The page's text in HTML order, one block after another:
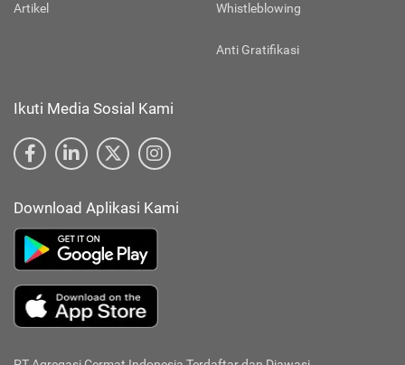
Artikel Whistleblowing
Anti Gratifikasi
Ikuti Media Sosial Kami
Download Aplikasi Kami